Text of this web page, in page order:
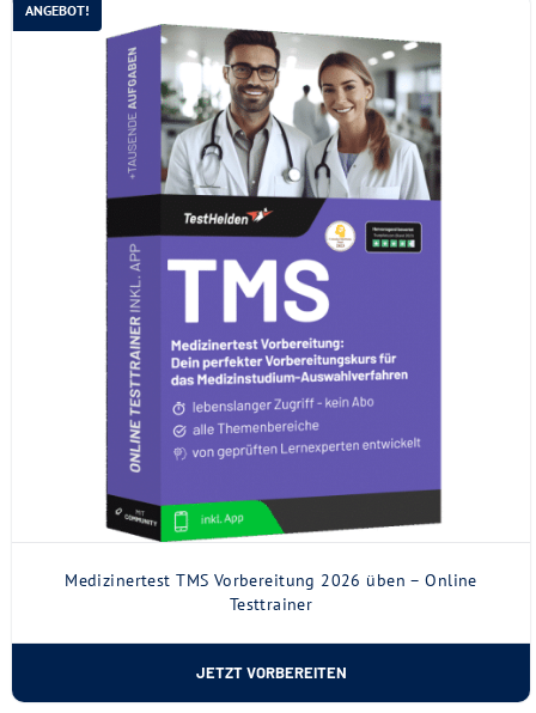
ANGEBOT!
Medizinertest TMS Vorbereitung 2026 üben – Online
Testtrainer
JETZT VORBEREITEN